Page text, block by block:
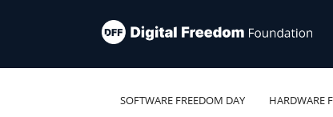
SOFTWARE FREEDOM DAY HARDWARE